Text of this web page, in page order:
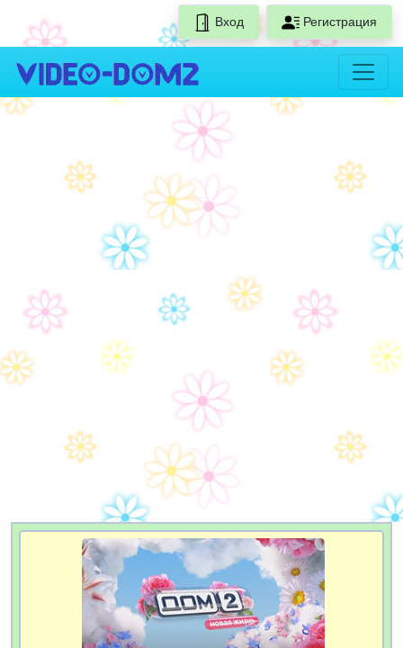
Вход Регистрация